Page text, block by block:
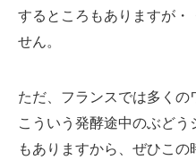
するところもありますが・
せん。
ただ、フランスでは多く
こういう発酵途中のぶど
もありますから、ぜひこ